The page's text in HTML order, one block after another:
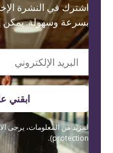
اشترك في النشرة
بسرعة وسهولة. يمكن
البريد الإلكتروني
ابقني
protection).